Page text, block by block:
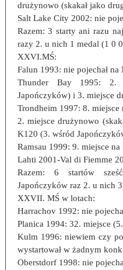
drużynowo (skakał jako
Salt Lake City 2002: nie
Razem: 3 starty ani razu
razy 2. u nich 1 medal (1 0
XXVI.MŚ:
Falun 1993: nie pojechał na
Thunder Bay 1995:
Japończyków) i 3. miejsce
Trondheim 1997: 8.
2. miejsce drużynowo
K120 (3. wśród
Ramsau 1999: 9. miejsce
Lahti 2001-Val di Fiemme
Razem: 6 startów
Japończyków raz 2. u nich
XXVII. MŚ w lotach:
Harrachov 1992: nie
Planica 1994: 32. miejsce
Kulm 1996: niewiem czy
wystartował w żadnym
Oberstdorf 1998: nie